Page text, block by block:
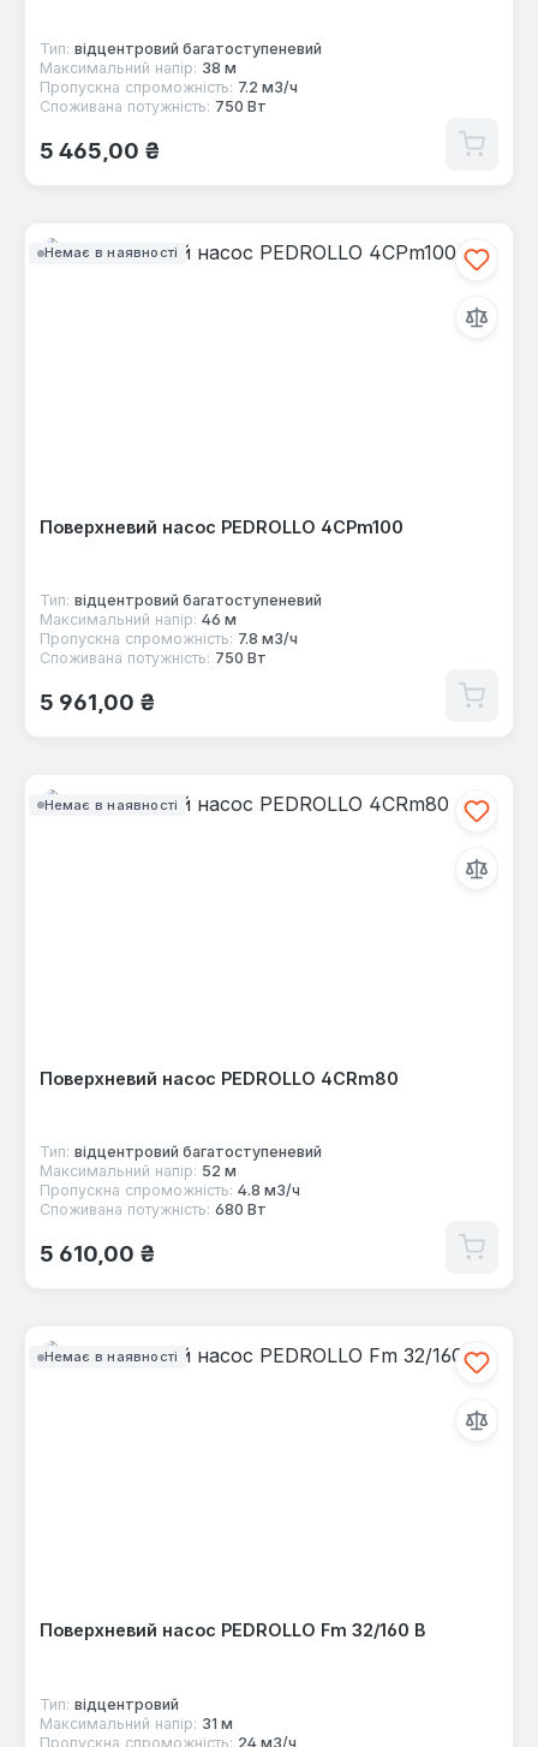
Тип: відцентровий багатоступеневий
Максимальний напір: 38 м
Пропускна спроможність: 7.2 м3/ч
Споживана потужність: 750 Вт
Звичайна ціна:
5 465,00 ₴
Немає в наявності
Поверхневий насос PEDROLLO 4CPm100
Тип: відцентровий багатоступеневий
Максимальний напір: 46 м
Пропускна спроможність: 7.8 м3/ч
Споживана потужність: 750 Вт
Звичайна ціна:
5 961,00 ₴
Немає в наявності
Поверхневий насос PEDROLLO 4CRm80
Тип: відцентровий багатоступеневий
Максимальний напір: 52 м
Пропускна спроможність: 4.8 м3/ч
Споживана потужність: 680 Вт
Звичайна ціна:
5 610,00 ₴
Немає в наявності
Поверхневий насос PEDROLLO Fm 32/160 B
Тип: відцентровий
Максимальний напір: 31 м
Пропускна спроможність: 24 м3/ч